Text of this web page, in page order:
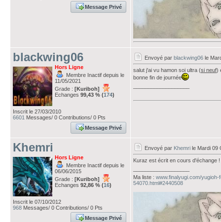
Message Privé
blackwing06
Hors Ligne
Membre Inactif depuis le
11/05/2021
Grade : [Kuriboh]
Echanges 99,43 % (174)
Inscrit le 27/03/2010
6601 Messages/ 0 Contributions/ 0 Pts
Message Privé
Envoyé par blackwing06 le
salut j'ai vu hamon soi ultra (si neuf)
bonne fin de journée
Khemri
Hors Ligne
Membre Inactif depuis le
06/06/2015
Grade : [Kuriboh]
Echanges 92,86 % (16)
Inscrit le 07/10/2012
968 Messages/ 0 Contributions/ 0 Pts
Message Privé
Envoyé par Khemri le Mardi 09
Kuraz est écrit en cours d'échange !
Ma liste : www.finalyugi.com/
54070.html#2440508